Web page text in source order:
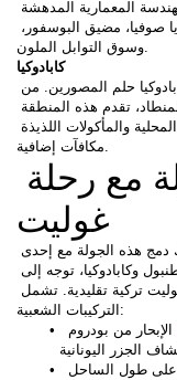
وسوق التوابل الملون.
كابادوكيا
مكافآت إضافية.
غوليت
التركيبات الشعبية: